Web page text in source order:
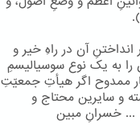
آن در راهِ خیر و
را به یک نوع سوسیالیسمِ
ممدوح اگر هیأتِ جمعیّتِ
و سایرین محتاج و
... خسرانِ مبین